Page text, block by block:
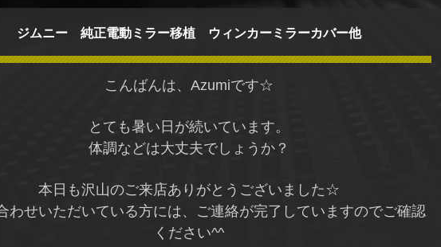
ジムニー 純正電動ミラー移植 ウィンカーミラーカバー他
こんばんは、Azumiです☆
とても暑い日が続いています。
体調などは大丈夫でしょうか？
本日も沢山のご来店ありがとうございました☆
わせいただいている方には、ご連絡が完了していますのでご確認
ください^^